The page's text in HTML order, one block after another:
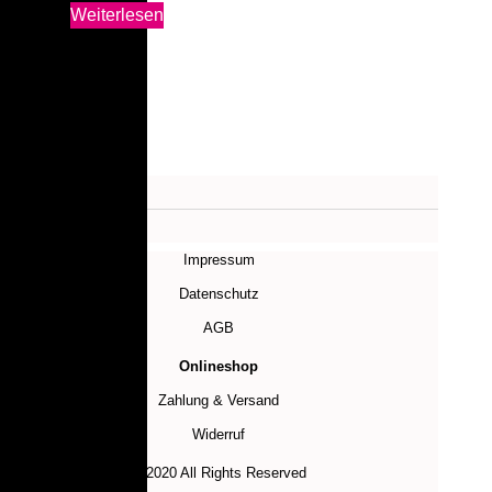
Weiterlesen
Impressum
Datenschutz
AGB
Onlineshop
Zahlung & Versand
Widerruf
© 2020 All Rights Reserved